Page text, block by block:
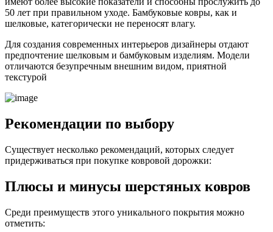
50 лет при правильном уходе. Бамбуковые ковры, как и
шелковые, категорически не переносят влагу.
Для создания современных интерьеров дизайнеры отдают
предпочтение шелковым и бамбуковым изделиям. Модели
отличаются безупречным внешним видом, приятной
текстурой
Рекомендации по выбору
Существует несколько рекомендаций, которых следует
придерживаться при покупке ковровой дорожки:
Плюсы и минусы шерстяных ковров
Среди преимуществ этого уникального покрытия можно
отметить: